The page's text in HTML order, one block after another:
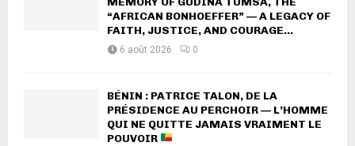
“AFRICAN BONHOEFFER” — A LEGACY OF
FAITH, JUSTICE, AND COURAGE...
6 août 2026 0
BÉNIN : PATRICE TALON, DE LA
PRÉSIDENCE AU PERCHOIR — L’HOMME
QUI NE QUITTE JAMAIS VRAIMENT LE
POUVOIR